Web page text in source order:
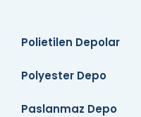
Polietilen Depolar
Polyester Depo
Paslanmaz Depo